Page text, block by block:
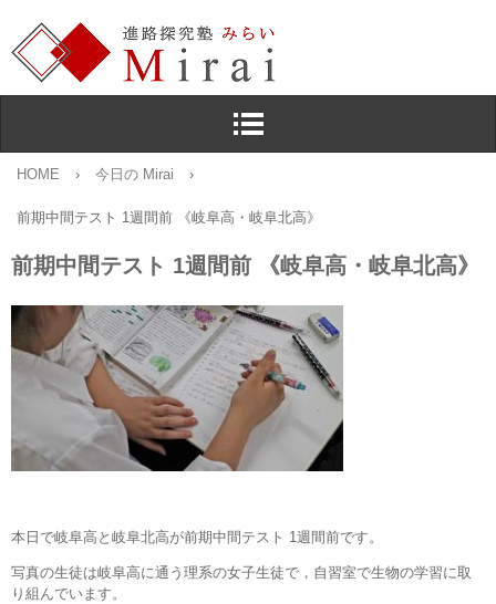
HOME › 今日の Mirai ›
前期中間テスト 1週間前 《岐阜高・岐阜北高》
前期中間テスト 1週間前 《岐阜高・岐阜北高》
本日で岐阜高と岐阜北高が前期中間テスト 1週間前です。
写真の生徒は岐阜高に通う理系の女子生徒で，自習室で生物の学習に取
り組んでいます。